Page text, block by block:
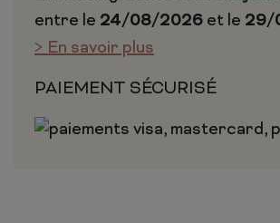
entre le 24/08/2026 et le 29/
> En savoir plus
PAIEMENT SÉCURISÉ